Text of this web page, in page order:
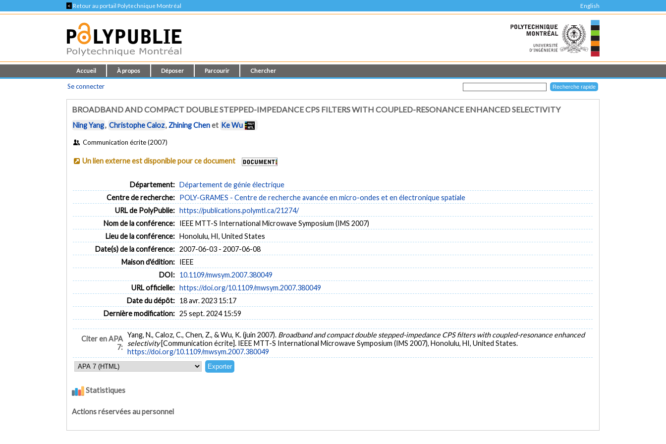
< Retour au portail Polytechnique Montréal English
Accueil À propos Déposer Parcourir Chercher
Se connecter
BROADBAND AND COMPACT DOUBLE STEPPED-IMPEDANCE CPS FILTERS WITH COUPLED-RESONANCE ENHANCED SELECTIVITY
Ning Yang, Christophe Caloz, Zhining Chenet Ke Wu
Communication écrite (2007)
Un lien externe est disponible pour ce document
Département: Département de génie électrique
Centre de recherche: POLY-GRAMES - Centre de recherche avancée en micro-ondes et en électronique spatiale
URL de PolyPublie: https://publications.polymtl.ca/21274/
Nom de la conférence: IEEE MTT-S International Microwave Symposium (IMS 2007)
Lieu de la conférence: Honolulu, HI, United States
Date(s) de la conférence: 2007-06-03 - 2007-06-08
Maison d'édition: IEEE
DOI: 10.1109/mwsym.2007.380049
URL officielle: https://doi.org/10.1109/mwsym.2007.380049
Date du dépôt: 18 avr. 2023 15:17
Dernière modification: 25 sept. 2024 15:59
Citer en APA
7:
Yang, N., Caloz, C., Chen, Z., & Wu, K. (juin 2007). Broadband and compact double stepped-impedance CPS filters with coupled-resonance enhanced
selectivity[Communication écrite]. IEEE MTT-S International Microwave Symposium (IMS 2007), Honolulu, HI, United States.
https://doi.org/10.1109/mwsym.2007.380049
Statistiques
Actions réservées au personnel